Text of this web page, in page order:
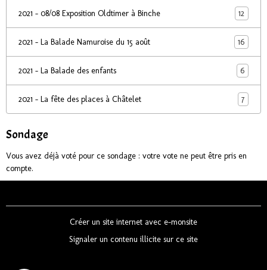
2021 - 08/08 Exposition Oldtimer à Binche 12
2021 - La Balade Namuroise du 15 août 16
2021 - La Balade des enfants 6
2021 - La fête des places à Châtelet 7
Sondage
Vous avez déjà voté pour ce sondage : votre vote ne peut être pris en
compte.
Créer un site internet avec e-monsite
Signaler un contenu illicite sur ce site